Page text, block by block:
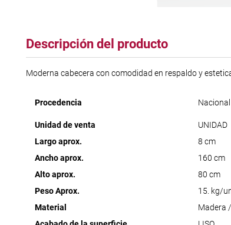
Descripción del producto
Moderna cabecera con comodidad en respaldo y
Procedencia Nacional
Unidad de venta
UNIDAD
Largo aprox.
8 cm
Ancho aprox.
160 cm
Alto aprox.
80 cm
Peso Aprox.
15. kg/
Material
Madera